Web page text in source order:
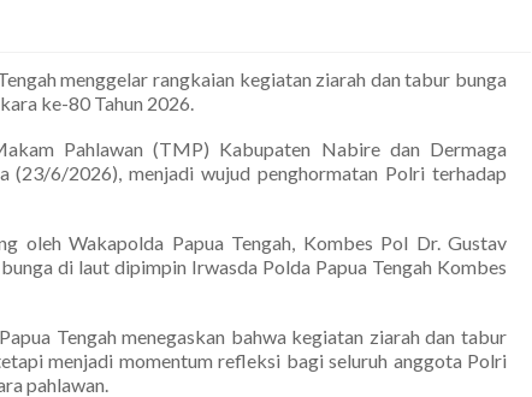
menggelar rangkaian kegiatan ziarah dan tabur bunga
ke-80 Tahun 2026.
Pahlawan (TMP) Kabupaten Nabire dan Dermaga
(23/6/2026), menjadi wujud penghormatan Polri terhadap
oleh Wakapolda Papua Tengah, Kombes Pol Dr. Gustav
di laut dipimpin Irwasda Polda Papua Tengah Kombes
Tengah menegaskan bahwa kegiatan ziarah dan tabur
menjadi momentum refleksi bagi seluruh anggota Polri
pahlawan.